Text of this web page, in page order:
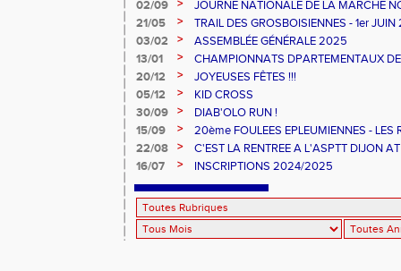
02/09 >
JOURNE NATIONALE DE LA MARCHE
21/05
>
TRAIL DES GROSBOISIENNES - 1er
03/02
>
ASSEMBLÉE GÉNÉRALE 2025
13/01
>
CHAMPIONNATS DPARTEMENTAUX
20/12
>
JOYEUSES FÊTES !!!
05/12
>
KID CROSS
30/09
>
DIAB'OLO RUN !
15/09
>
20ème FOULEES EPLEUMIENNES - LES
22/08
>
C'EST LA RENTREE A L'ASPTT DIJON
16/07
> INSCRIPTIONS 2024/2025